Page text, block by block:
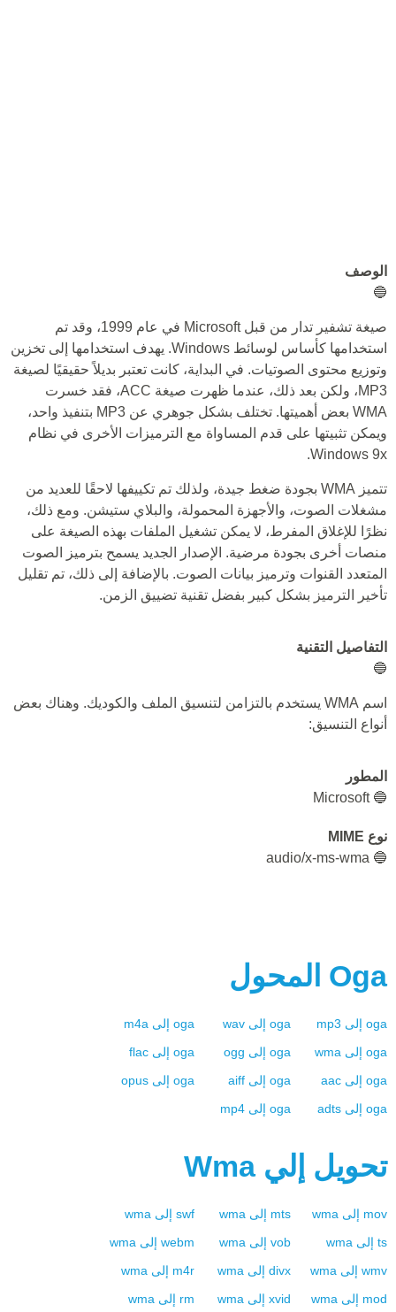
الوصف
🔵
صيغة تشفير تدار من قبل Microsoft في عام 1999، وقد تم
استخدامها كأساس لوسائط Windows. يهدف استخدامها إلى تخزين
وتوزيع محتوى الصوتيات. في البداية، كانت تعتبر بديلاً حقيقيًا لصيغة
MP3، ولكن بعد ذلك، عندما ظهرت صيغة ACC، فقد خسرت
WMA بعض أهميتها. تختلف بشكل جوهري عن MP3 بتنفيذ واحد،
ويمكن تثبيتها على قدم المساواة مع الترميزات الأخرى في نظام
Windows 9x.
تتميز WMA بجودة ضغط جيدة، ولذلك تم تكييفها لاحقًا للعديد من
مشغلات الصوت، والأجهزة المحمولة، والبلاي ستيشن. ومع ذلك،
نظرًا للإغلاق المفرط، لا يمكن تشغيل الملفات بهذه الصيغة على
منصات أخرى بجودة مرضية. الإصدار الجديد يسمح بترميز الصوت
المتعدد القنوات وترميز بيانات الصوت. بالإضافة إلى ذلك، تم تقليل
تأخير الترميز بشكل كبير بفضل تقنية تضييق الزمن.
التفاصيل التقنية
🔵
اسم WMA يستخدم بالتزامن لتنسيق الملف والكوديك. وهناك بعض
أنواع التنسيق:
المطور
🔵 Microsoft
نوع MIME
🔵 audio/x-ms-wma
Oga المحول
oga إلى mp3
oga إلى wav
oga إلى m4a
oga إلى wma
oga إلى ogg
oga إلى flac
oga إلى aac
oga إلى aiff
oga إلى opus
oga إلى adts
oga إلى mp4
تحويل إلي Wma
mov إلى wma
mts إلى wma
swf إلى wma
ts إلى wma
vob إلى wma
webm إلى wma
wmv إلى wma
divx إلى wma
m4r إلى wma
mod إلى wma
xvid إلى wma
rm إلى wma